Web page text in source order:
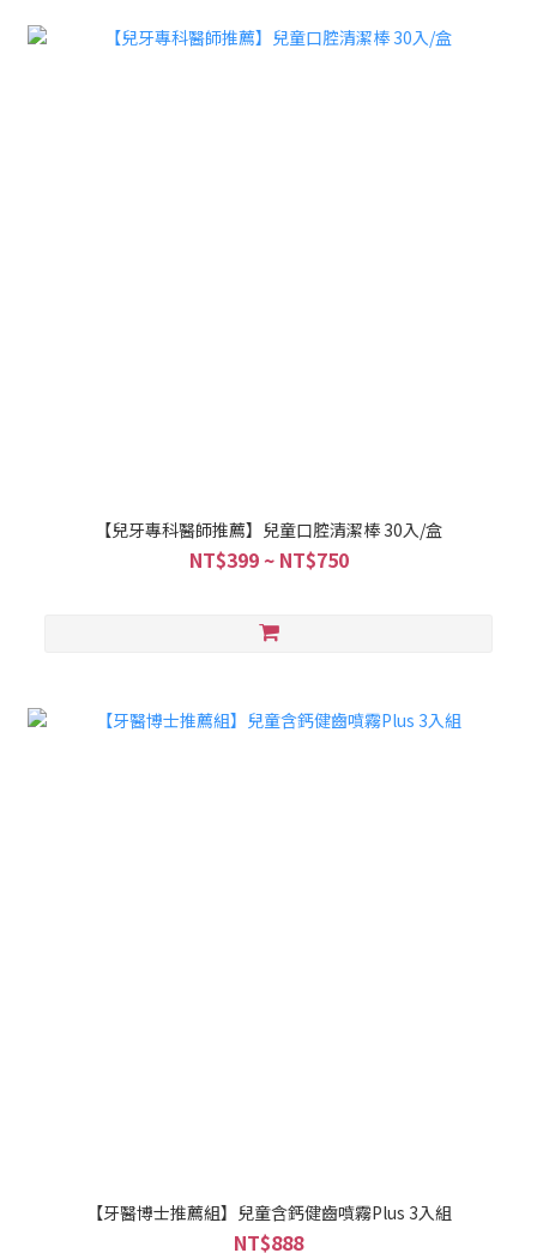
【兒牙專科醫師推薦】兒童口腔清潔棒 30入/盒
NT$399 ~ NT$750
【牙醫博士推薦組】兒童含鈣健齒噴霧Plus 3入組
NT$888